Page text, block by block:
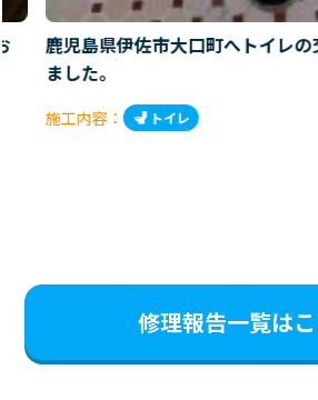
鹿児島県伊佐市大口町へトイレ
ました。
施工内容： トイレ
修理報告一覧は